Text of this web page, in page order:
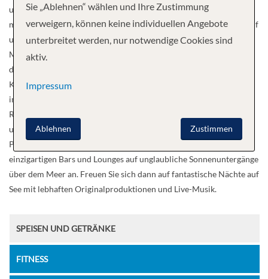
und in der Thermal Suite. Oder legen Sie im Sportkomplex mit dem
mehrstöckigen, anspruchsvollen Seilgarten noch eine Schippe drauf
und tauchen Sie im Aqua Park in eine Welt voller Spaß ein.
Möchten Sie Ihre Geschmacksknospen auf eine köstliche Reise um
die Welt mitnehmen? Genießen Sie authentische brasilianische
Küche im Moderno Churrascaria, elegante französische Gerichte
im Le Bistro, die besten Zutaten in unserem lebhaften italienischen
Ristorante La Cucina und vieles mehr. Speisen Sie am Meer und
unter dem Sternenhimmel entlang der 400 Meter langen
Promenade The Waterfront und stoßen Sie in einer unserer
einzigartigen Bars und Lounges auf unglaubliche Sonnenuntergänge
über dem Meer an. Freuen Sie sich dann auf fantastische Nächte auf
See mit lebhaften Originalproduktionen und Live-Musik.
SPEISEN UND GETRÄNKE
FITNESS
Sie „Ablehnen“ wählen und Ihre Zustimmung
verweigern, können keine individuellen Angebote
unterbreitet werden, nur notwendige Cookies sind
aktiv.
Impressum
Zustimmen
Ablehnen